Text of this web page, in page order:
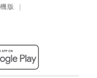
版 ｜